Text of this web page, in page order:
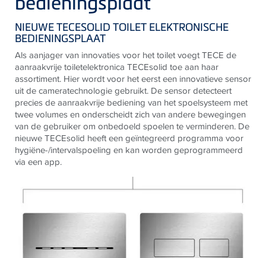
NIEUWE TECESOLID TOILET ELEKTRONISCHE
BEDIENINGSPLAAT
Als aanjager van innovaties voor het toilet voegtTECE de
aanraakvrije toiletelektronica TECEsolid toe aan haar
assortiment. Hier wordt voor het eerst een innovatieve sensor
uit de cameratechnologie gebruikt. De sensor detecteert
precies de aanraakvrije bediening van het spoelsysteem met
tweevolumes en onderscheidt zich van andere bewegingen
van de gebruiker om onbedoeld spoelen te verminderen. De
nieuweTECEsolid heeft een geïntegreerd programma voor
hygiëne-/intervalspoeling en kan worden geprogrammeerd
via een app.